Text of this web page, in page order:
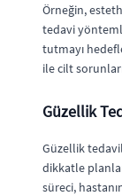
Örneğin,
tedavi
tutmayı
ile cilt
Güzellik
Güzellik
dikkatle
süreci,